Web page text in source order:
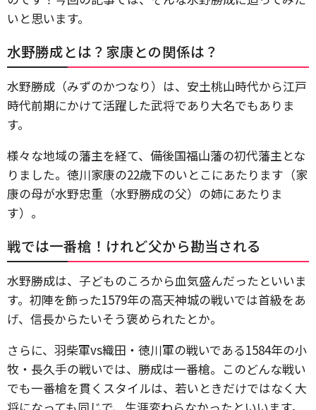
いと思います。
水野勝成とは？家康との関係は？
水野勝成（みずのかつなり）は、安土桃山時代から江戸
時代前期にかけて活躍した武将であり大名でもありま
す。
様々な地域の藩主を経て、備後国福山藩の初代藩主とな
りました。徳川家康の22歳下のいとこにあたります（家
康の母が水野忠重（水野勝成の父）の姉にあたりま
す）。
戦では一番槍！けれど父から勘当される
水野勝成は、子どものころから血気盛んだったといいま
す。初陣を飾った1579年の高天神城の戦いでは首級をあ
げ、信長からたいそう褒められたとか。
さらに、羽柴軍vs織田・徳川軍の戦いである1584年の小
牧・長久手の戦いでは、勝成は一番槍。このどんな戦い
でも一番槍を貫くスタイルは、若いときだけではなく大